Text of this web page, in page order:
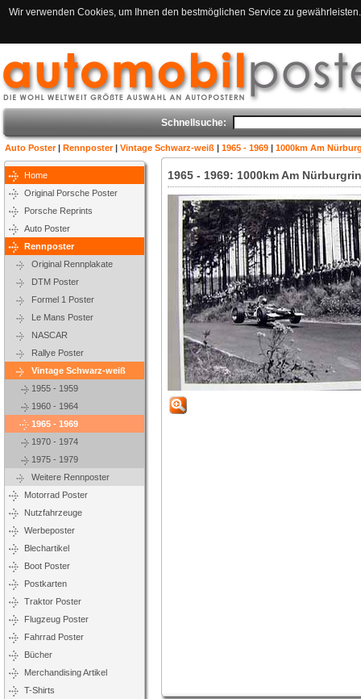
Wir verwenden Cookies, um Ihnen den bestmöglichen Service zu
Schnellsuche:
Auto Poster| Rennposter| Vintage Schwarz-weiß | 1965 - 1969 | 1000km Am
Home
Original Porsche Poster
Porsche Reprints
Auto Poster
Rennposter
Original Rennplakate
DTM Poster
Formel 1 Poster
Le Mans Poster
NASCAR
Rallye Poster
Vintage Schwarz-weiß
1955 - 1959
1960 - 1964
1965 - 1969
1970 - 1974
1975 - 1979
Weitere Rennposter
Motorrad Poster
Nutzfahrzeuge
Werbeposter
Blechartikel
Boot Poster
Postkarten
Traktor Poster
Flugzeug Poster
Fahrrad Poster
Bücher
Merchandising Artikel
T-Shirts
1965 - 1969: 1000km Am